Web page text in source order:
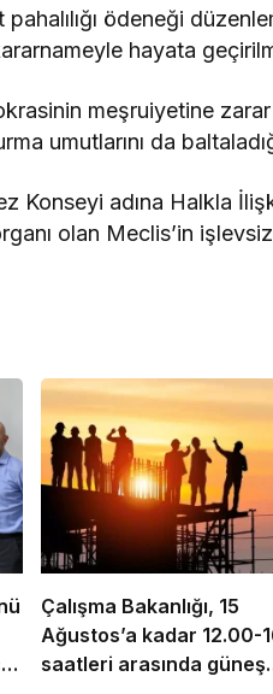
ödeneği
hayata
meşruiyetine
umutlarını da
Konseyi adına Halkla
olan Meclis’in işlevsiz
Çalışma Bakanlığı, 15
Ağustos’a kadar 12.00-
saatleri arasında güneş